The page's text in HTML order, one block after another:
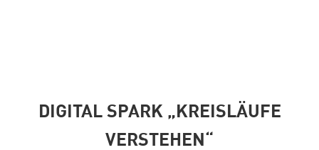
DIGITAL SPARK „KREISLÄUFE
VERSTEHEN“